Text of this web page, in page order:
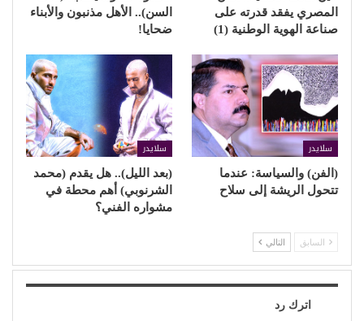
المصري يفقد قدرته على
صناعة الهوية الوطنية (1)
السن).. الأهل مذنبون والأبناء
ضحايا!
سلايدر
(الفن) والسياسة: عندما
تتحول الريشة إلى سلاح
سلايدر
(بعد الليل).. هل يقدم (محمد
الشرنوبي) أهم محطة في
مشواره الفني؟
السابق التالي
اترك رد